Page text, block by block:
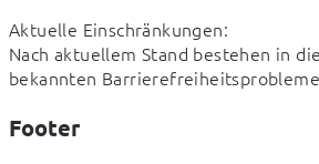
Aktuelle Einschränkungen:
Nach aktuellem Stand bestehen in
bekannten
Footer